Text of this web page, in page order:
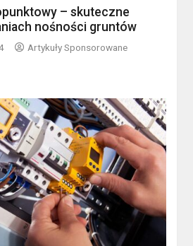
– skuteczne
nośności gruntów
Artykuły Sponsorowane